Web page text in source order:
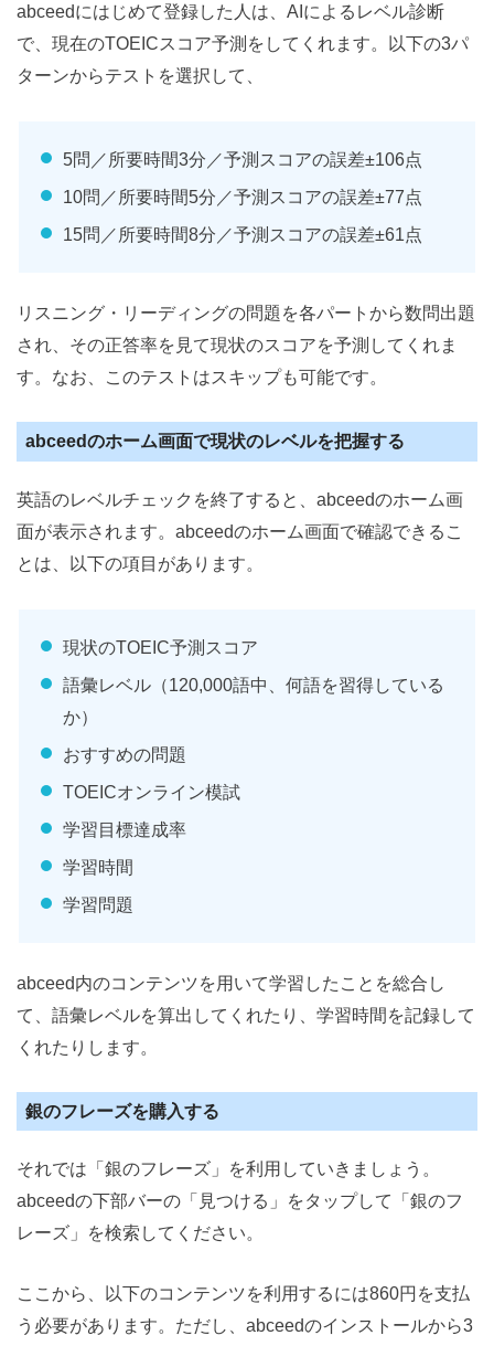
abceedにはじめて登録した人は、AIによるレベル診断
で、現在のTOEICスコア予測をしてくれます。以下の3パ
ターンからテストを選択して、
5問／所要時間3分／予測スコアの誤差±106点
10問／所要時間5分／予測スコアの誤差±77点
15問／所要時間8分／予測スコアの誤差±61点
リスニング・リーディングの問題を各パートから数問出題
され、その正答率を見て現状のスコアを予測してくれま
す。なお、このテストはスキップも可能です。
abceedのホーム画面で現状のレベルを把握する
英語のレベルチェックを終了すると、abceedのホーム画
面が表示されます。abceedのホーム画面で確認できるこ
とは、以下の項目があります。
現状のTOEIC予測スコア
語彙レベル（120,000語中、何語を習得している
か）
おすすめの問題
TOEICオンライン模試
学習目標達成率
学習時間
学習問題
abceed内のコンテンツを用いて学習したことを総合し
て、語彙レベルを算出してくれたり、学習時間を記録して
くれたりします。
銀のフレーズを購入する
それでは「銀のフレーズ」を利用していきましょう。
abceedの下部バーの「見つける」をタップして「銀のフ
レーズ」を検索してください。
ここから、以下のコンテンツを利用するには860円を支払
う必要があります。ただし、abceedのインストールから3